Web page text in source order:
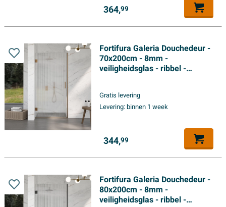
364,99
Fortifura Galeria Douchedeur -
70x200cm - 8mm -
veiligheidsglas - ribbel -
Gratis levering
Levering:binnen 1 week
344,99
Fortifura Galeria Douchedeur -
80x200cm - 8mm -
veiligheidsglas - ribbel -